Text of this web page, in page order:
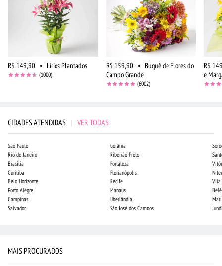
R$ 149,90 • Lírios Plantados
(1000)
R$ 159,90 • Buquê de Flores do
Campo Grande
(6002)
R$
e
CIDADES ATENDIDAS | VER TODAS
São Paulo
Rio de Janeiro
Brasília
Curitiba
Belo Horizonte
Porto Alegre
Campinas
Salvador
Goiânia
Ribeirão Preto
Fortaleza
Florianópolis
Recife
Manaus
Uberlândia
São José dos Campos
Vila
MAIS PROCURADOS